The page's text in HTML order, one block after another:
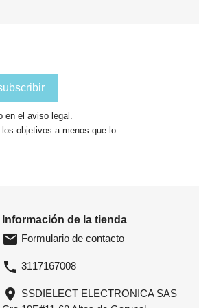
en el aviso legal.
objetivos a menos que lo
Información de la tienda
email Formulario de contacto
phone 3117167008
location_on SSDIELECT ELECTRONICA SAS